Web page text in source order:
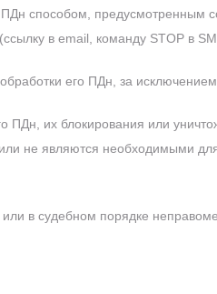
ПДн способом, предусмотренным
в email, команду STOP в
его ПДн, за
ПДн, их блокирования или
не являются необходимыми
в судебном порядке